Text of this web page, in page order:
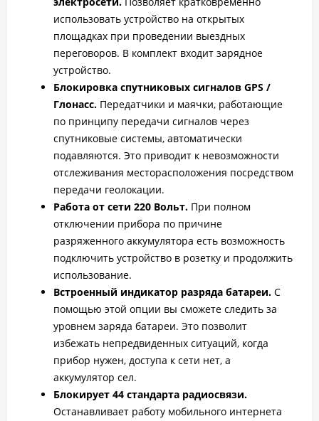
использовать устройство на открытых
площадках при проведении выездных
переговоров. В комплект входит зарядное
устройство.
Блокировка спутниковых сигналов GPS /
Глонасс. Передатчики и маячки, работающие
по принципу передачи сигналов через
спутниковые системы, автоматически
подавляются. Это приводит к невозможности
отслеживания месторасположения посредством
передачи геолокации.
Работа от сети 220 Вольт. При полном
отключении прибора по причине
разряженного аккумулятора есть возможность
подключить устройство в розетку и продолжить
использование.
Встроенный индикатор разряда батареи. С
помощью этой опции вы сможете следить за
уровнем заряда батареи. Это позволит
избежать непредвиденных ситуаций, когда
прибор нужен, доступа к сети нет, а
аккумулятор сел.
Блокирует 44 стандарта радиосвязи.
Останавливает работу мобильного интернета